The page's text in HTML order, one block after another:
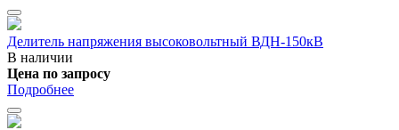
Делитель напряжения высоковольтный ВДН-150кВ
В наличии
Цена по запросу
Подробнее